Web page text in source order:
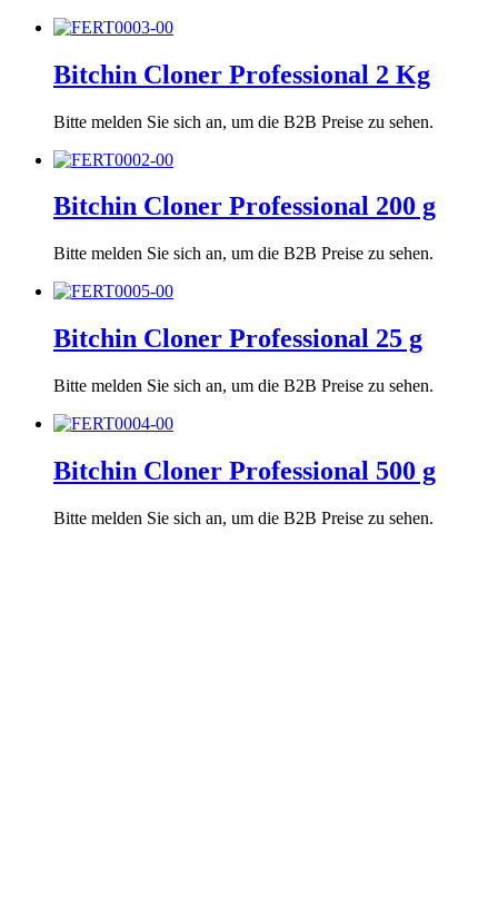
Bitchin Cloner Professional 2 Kg
Bitte melden Sie sich an, um die B2B Preise zu sehen.
Bitchin Cloner Professional 200 g
Bitte melden Sie sich an, um die B2B Preise zu sehen.
Bitchin Cloner Professional 25 g
Bitte melden Sie sich an, um die B2B Preise zu sehen.
Bitchin Cloner Professional 500 g
Bitte melden Sie sich an, um die B2B Preise zu sehen.